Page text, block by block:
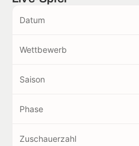
Datum
Wettbewerb
Saison
Phase
Zuschauerzahl